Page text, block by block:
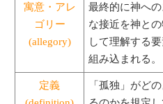
寓意・アレ
ゴリー
(allegory)
最終的に神へ
な接近を神と
して理解する
組み込まれる。
定義
「孤独」がど